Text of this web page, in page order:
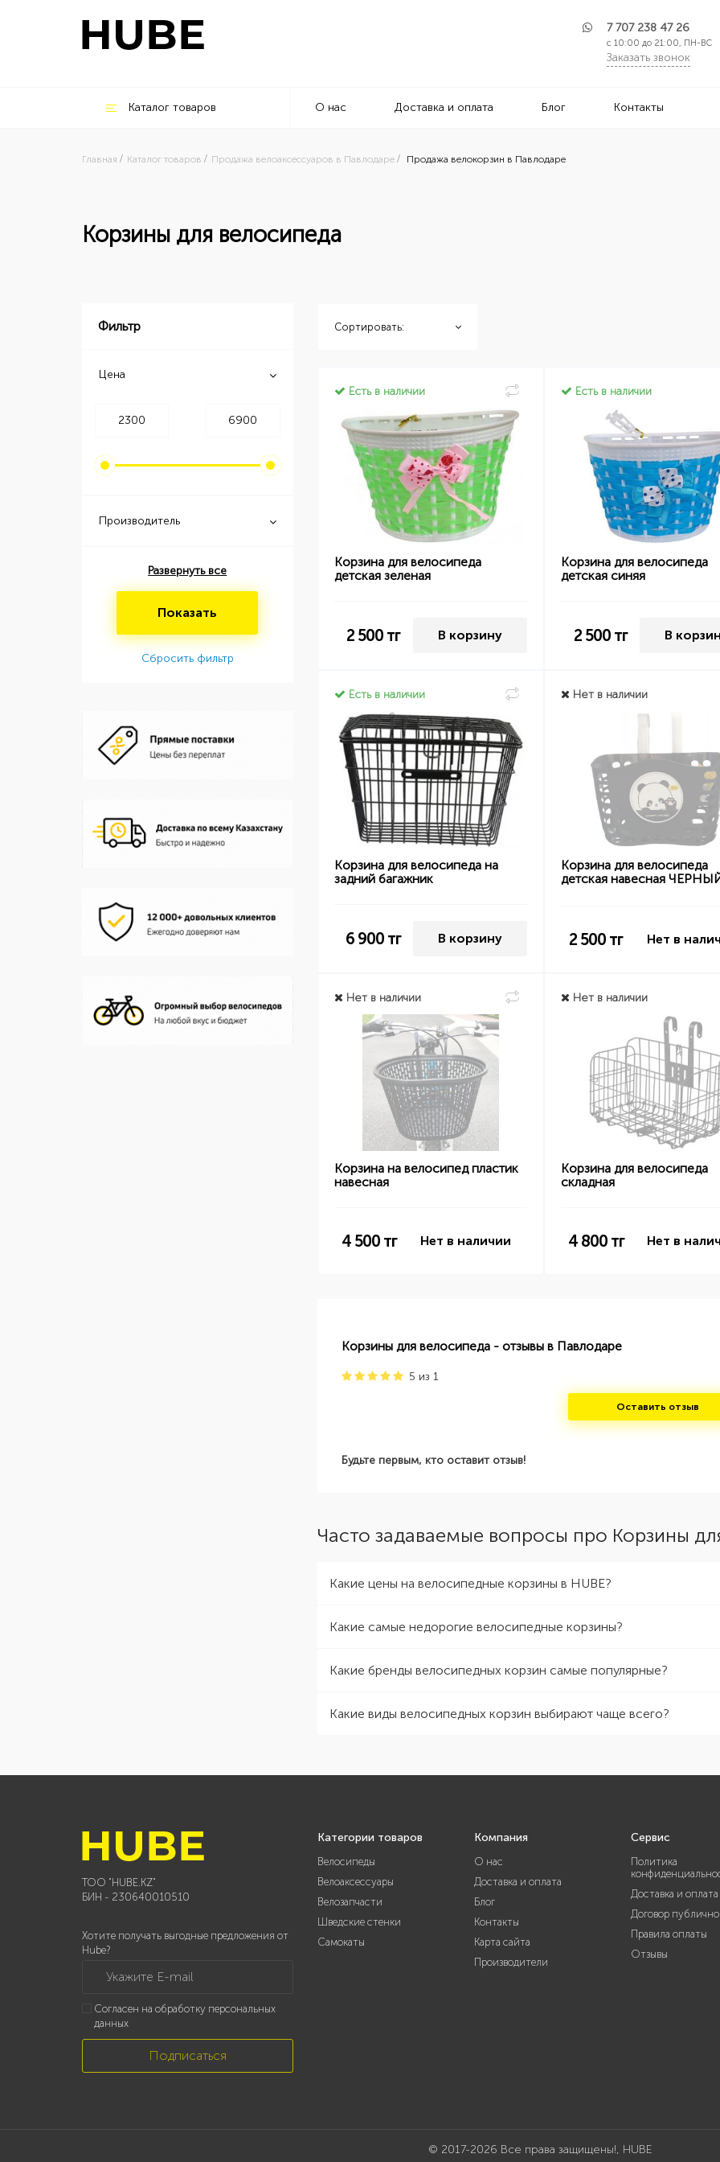
7 707 238 47 26
с 10:00 до 21:00, ПН-ВС
Заказать звонок
Каталог товаров О нас Доставка и оплата Блог Контакты
Главная Каталог товаров Продажа велоаксессуаров в Павлодаре Продажа велокорзин в Павлодаре
Корзины для велосипеда
Фильтр
Цена
Производитель
Развернуть все
Показать
Сбросить фильтр
Сортировать:
Есть в наличии
Корзина для велосипеда
детская зеленая
2 500 тг В корзину
Есть в наличии
Корзина для велосипеда
детская синяя
2 500тг В
Есть в наличии
Корзина для велосипеда на
задний багажник
6 900 тг В корзину
Нет в наличии
Корзина для велосипеда
детская навесная
2 500 тг Нет в
Нет в наличии
Корзина на велосипед пластик
навесная
4 500тг Нет в наличии
Нет в наличии
Корзина для велосипеда
складная
4 800тг Нет в
Корзины для велосипеда - отзывы в Павлодаре
5 из 1
Оставить отзыв
Будьте первым, кто оставит отзыв!
Часто задаваемые вопросы про Корзины
Какие цены на велосипедные корзины в HUBE?
Какие самые недорогие велосипедные корзины?
Какие бренды велосипедных корзин самые популярные?
Какие виды велосипедных корзин выбирают чаще всего?
ТОО "HUBE.KZ"
БИН - 230640010510
Хотите получать выгодные предложения от
Hube?
Укажите E-mail
Согласен на обработку персональных
данных
Подписаться
Категории товаров
Велосипеды
Велоаксессуары
Велозапчасти
Шведские стенки
Самокаты
Компания
О нас
Доставка и оплата
Блог
Контакты
Карта сайта
Производители
Сервис
Политика
Доставка и оплата
Договор
Правила оплаты
Отзывы
© 2017-2026 Все права защищены!, HUBE